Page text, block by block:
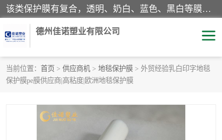
该类保护膜有复合，透明、奶白、蓝色、黑白等膜型。特高粘，高粘，中高粘，中粘，中低粘，低粘等。对于不同的粘力要求有相应的产品相适配。无胶渍残留污染。在较宽的收卷幅度下平整无皱纹，收卷长度大，利于机械化及自动化施工粘贴。为您的产品提供的表面保护解决方案。 产品广泛适用于：铝材、不锈钢、金属、塑料、电子、家电、家具、玻璃、化工材料、装饰材料等。
德州佳诺塑业有限公司
当前位置： 首页 > 供应商机 > 地毯保护膜 > 外贸经验乳白印字地毯
保护膜pe膜供应商|高粘度|欧洲地毯保护膜
pe保护膜 包装膜
地毯保护膜
透明保护膜